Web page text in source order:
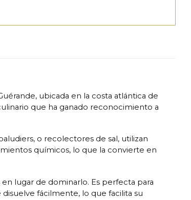
ubicada en la costa atlántica de
que ha ganado reconocimiento a
o recolectores de sal, utilizan
químicos, lo que la convierte en
lugar de dominarlo. Es perfecta para
disuelve fácilmente, lo que facilita su